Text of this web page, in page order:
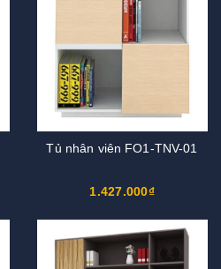
Tủ nhân viên FO1-TNV-01
1.427.000₫